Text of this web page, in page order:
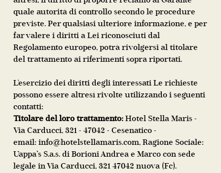
quale autorità di controllo secondo le procedure
previste. Per qualsiasi ulteriore informazione, e per
far valere i diritti a Lei riconosciuti dal
Regolamento europeo, potrà rivolgersi al titolare
del trattamento ai riferimenti sopra riportati.
L'esercizio dei diritti degli interessati Le richieste
possono essere altresì rivolte utilizzando i seguenti
contatti:
Titolare del loro trattamento: Hotel Stella Maris -
Via Carducci, 321 - 47042 - Cesenatico -
email: info@hotelstellamaris.com, Ragione Sociale:
Uappa’s S.a.s. di Borioni Andrea e Marco con sede
legale in Via Carducci, 321 47042 nuova (Fc).